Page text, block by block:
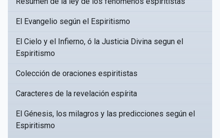
El Evangelio según el Espiritismo
El Cielo y el Infierno, ó la Justicia Divina segun el
Espiritismo
Colección de oraciones espiritistas
Caracteres de la revelación espírita
El Génesis, los milagros y las predicciones según el
Espiritismo